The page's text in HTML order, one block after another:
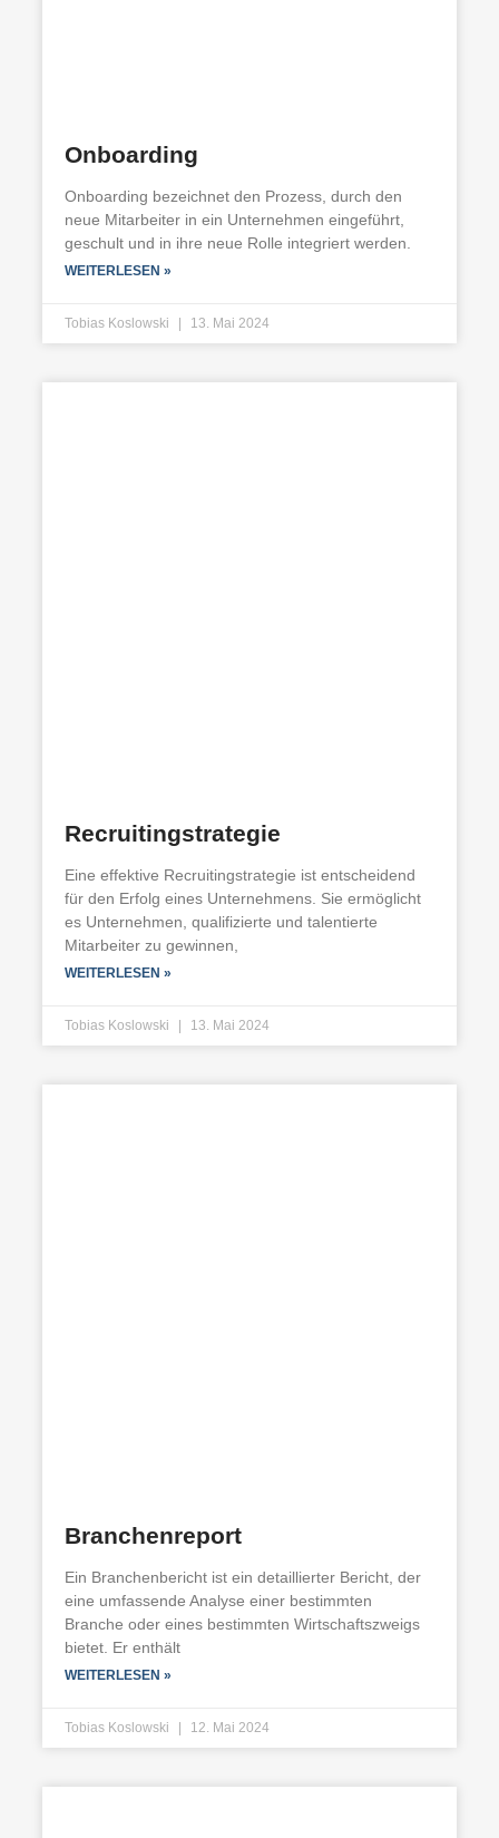
Onboarding
Onboarding bezeichnet den Prozess, durch den
neue Mitarbeiter in ein Unternehmen eingeführt,
geschult und in ihre neue Rolle integriert werden.
WEITERLESEN »
Tobias Koslowski 13. Mai 2024
Recruitingstrategie
Eine effektive Recruitingstrategie ist entscheidend
für den Erfolg eines Unternehmens. Sie ermöglicht
es Unternehmen, qualifizierte und talentierte
Mitarbeiter zu gewinnen,
WEITERLESEN »
Tobias Koslowski 13. Mai 2024
Branchenreport
Ein Branchenbericht ist ein detaillierter Bericht, der
eine umfassende Analyse einer bestimmten
Branche oder eines bestimmten Wirtschaftszweigs
bietet. Er enthält
WEITERLESEN »
Tobias Koslowski 12. Mai 2024